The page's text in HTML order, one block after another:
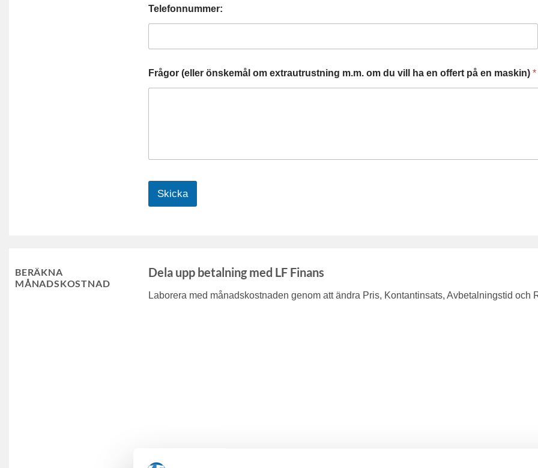
Telefonnummer:
Frågor (eller önskemål om extrautrustning m.m. om du vill ha en offert på en maskin)*
Skicka
BERÄKNA
MÅNADSKOSTNAD
Dela upp betalning med LF Finans
Laborera med månadskostnaden genom att ändra Pris, Kontantinsats, Avbetalningstid och